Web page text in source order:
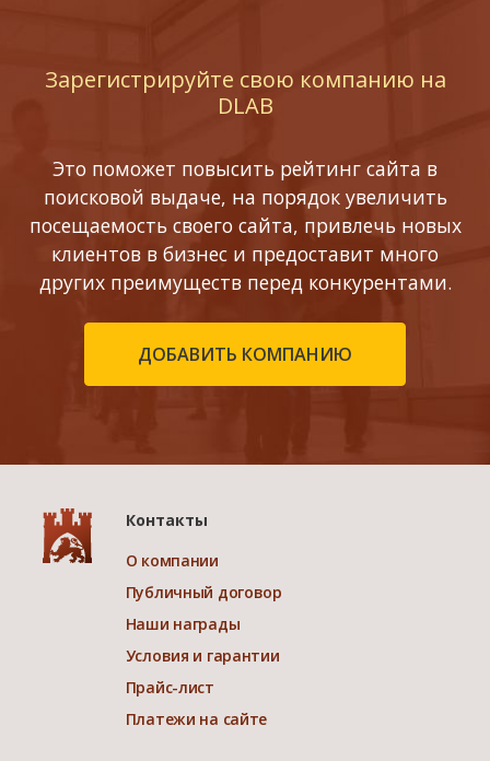
Зарегистрируйте свою компанию на
DLAB
Это поможет повысить рейтинг сайта в
поисковой выдаче, на порядок увеличить
посещаемость своего сайта, привлечь новых
клиентов в бизнес и предоставит много
других преимуществ перед конкурентами.
ДОБАВИТЬ КОМПАНИЮ
Контакты
О компании
Публичный договор
Наши награды
Условия и гарантии
Прайс-лист
Платежи на сайте